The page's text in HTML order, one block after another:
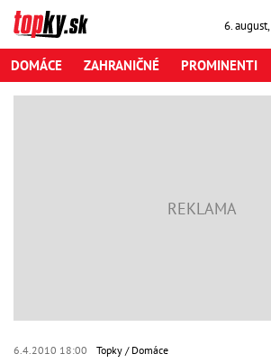
6. august,
DOMÁCE ZAHRANIČNÉ PROMINENTI
6.4.2010 18:00 Topky Domáce